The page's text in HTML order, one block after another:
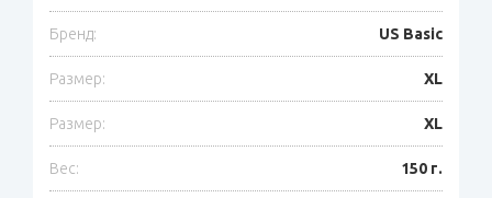
Бренд: US Basic
Размер: XL
Размер: XL
Вес: 150 г.